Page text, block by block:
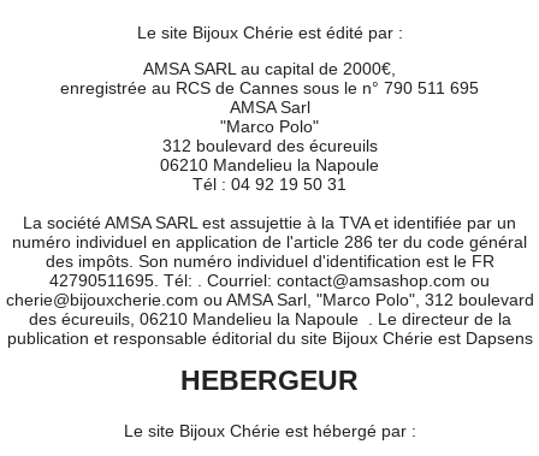
Le site Bijoux Chérie est édité par :
AMSA SARL au capital de 2000€,
enregistrée au RCS de Cannes sous le n° 790 511 695
AMSA Sarl
"Marco Polo"
312 boulevard des écureuils
06210 Mandelieu la Napoule
Tél : 04 92 19 50 31
La société AMSA SARL est assujettie à la TVA et identifiée par un
numéro individuel en application de l'article 286 ter du code général
des impôts. Son numéro individuel d'identification est le FR
42790511695. Tél: . Courriel: contact@amsashop.com ou
cherie@bijouxcherie.com ou AMSA Sarl, "Marco Polo", 312 boulevard
des écureuils, 06210 Mandelieu la Napoule . Le directeur de la
publication et responsable éditorial du site Bijoux Chérie est Dapsens
HEBERGEUR
Le site Bijoux Chérie est hébergé par :